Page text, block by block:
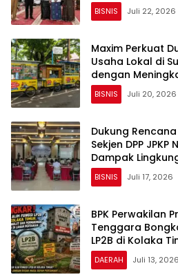
BISNIS Juli 22, 2026
Maxim Perkuat
Usaha Lokal di
dengan
Kebersihan Pasar
BISNIS Juli 20, 2026
Dukung
Sekjen DPP
Dampak
Danau Rano
BISNIS Juli 17, 2026
BPK Perwakilan
Tenggara
LP2B di Kolaka
Permukiman
DAERAH Juli 13, 2026